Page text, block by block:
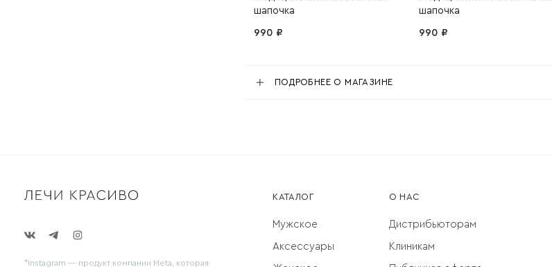
шапочка
990 ₽
шапочка
990 ₽
ПОДРОБНЕЕ О МАГАЗИНЕ
*Instagram — продукт компании Meta, которая
КАТАЛОГ
Мужское
Аксессуары
О НАС
Дистрибьюторам
Клиникам